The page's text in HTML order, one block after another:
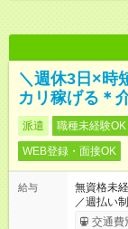
＼週休3日×時
カリ稼げる＊
派遣 職種未経験OK
WEB登録・面接OK
給与
無資格未
／週払い
了次第の
交通費